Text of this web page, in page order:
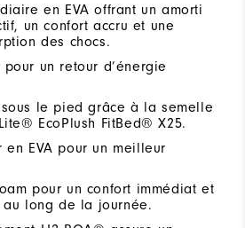
en EVA offrant un amorti
un confort accru et une
des chocs.
un retour d’énergie
le pied grâce à la semelle
EcoPlush FitBed® X25.
EVA pour un meilleur
pour un confort immédiat et
au long de la journée.